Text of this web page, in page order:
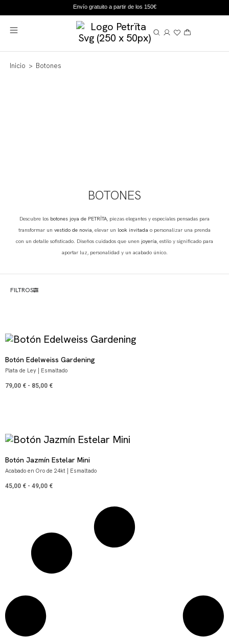
Envío gratuito a partir de los 150€
Inicio > Botones
BOTONES
Descubre los botones joya de PETRÏTA, piezas elegantes y especiales pensadas para
transformar un vestido de novia, elevar un look invitada o personalizar una prenda
con un detalle sofisticado. Diseños cuidados que unen joyería, estilo y significado para
aportar luz, personalidad y un acabado único.
FILTROS
Botón Edelweiss Gardening
Plata de Ley | Esmaltado
79,00 € - 85,00 €
Botón Jazmín Estelar Mini
Acabado en Oro de 24kt | Esmaltado
45,00 € - 49,00 €